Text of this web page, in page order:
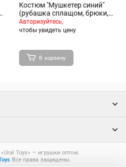
Костюм "Мушкетер синий"
(рубашка сплащом, брюки,
шляпа,шпага) размер 116-30
Авторизуйтесь,
чтобы увидеть цену
В корзину
Toys» ― игрушки оптом.
Все права защищены.